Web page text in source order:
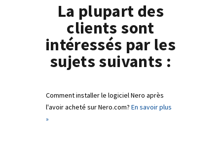
La plupart des
clients sont
intéressés par les
sujets suivants :
Comment installer le logiciel Nero après
l'avoir acheté sur Nero.com? En savoir plus
»